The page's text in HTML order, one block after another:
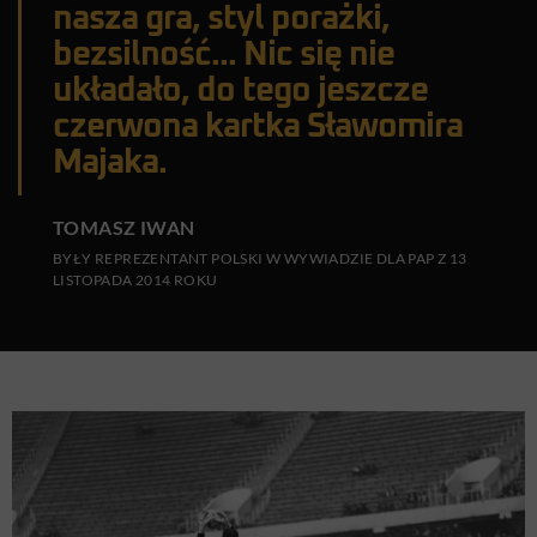
nasza gra, styl porażki,
bezsilność... Nic się nie
układało, do tego jeszcze
czerwona kartka Sławomira
Majaka.
TOMASZ IWAN
BYŁY REPREZENTANT POLSKI W WYWIADZIE DLA PAP Z 13
LISTOPADA 2014 ROKU